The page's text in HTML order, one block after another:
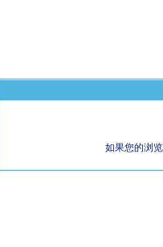
如果您的浏